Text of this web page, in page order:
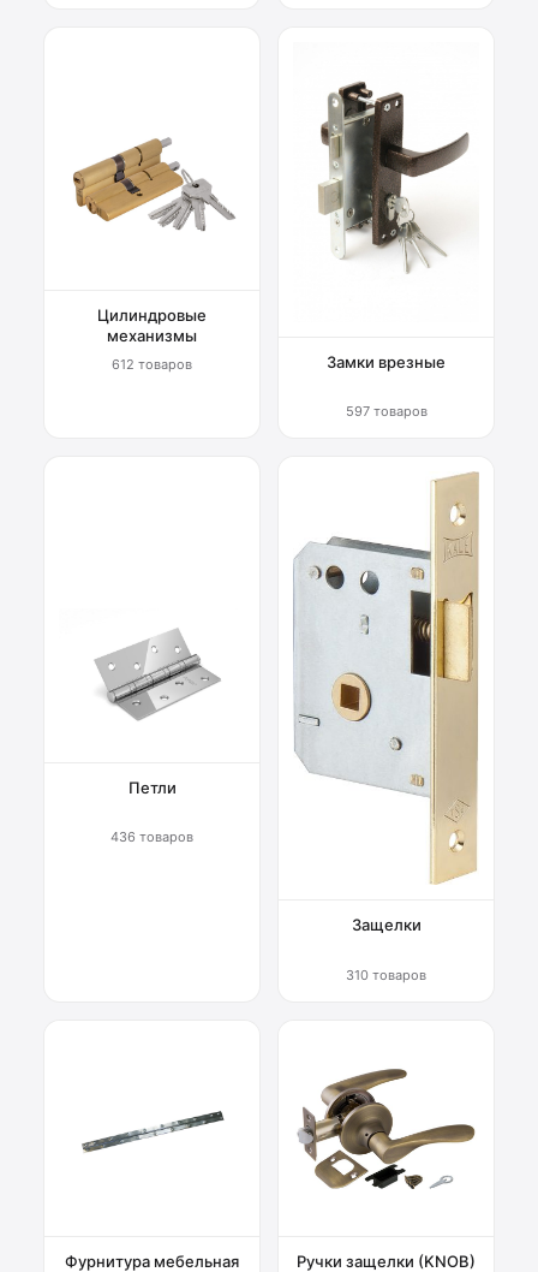
Цилиндровые
механизмы
612 товаров Замки врезные
597 товаров
Петли
436 товаров
Защелки
310 товаров
Фурнитура мебельная Ручки защелки (KNOB)